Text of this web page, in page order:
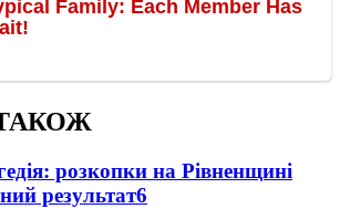
розкопки на Рівненщині
результат6